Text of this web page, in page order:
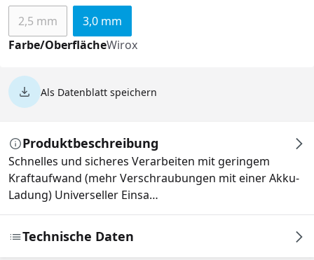
2,5 mm(Diese Option ist zurzeit nicht verfügbar.)
3,0 mm
Farbe/OberflächeWirox
Als Datenblatt speichern
Produktbeschreibung
Schnelles und sicheres Verarbeiten mit geringem
Kraftaufwand (mehr Verschraubungen mit einer Akku-
Ladung) Universeller Einsa…
Technische Daten